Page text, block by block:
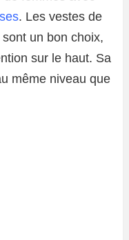
. Les vestes de
un bon choix,
sur le haut. Sa
même niveau que